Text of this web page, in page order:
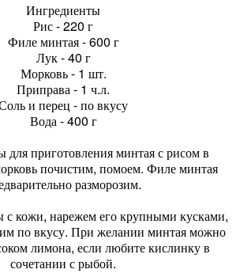
Ингредиенты
Рис - 220 г
Филе минтая - 600 г
Лук - 40 г
Морковь - 1 шт.
Приправа - 1 ч.л.
и перец - по вкусу
Вода - 400 г
для приготовления минтая с рисом в
почистим, помоем. Филе минтая
разморозим.
кожи, нарежем его крупными кусками,
по вкусу. При желании минтая можно
лимона, если любите кислинку в
сочетании с рыбой.